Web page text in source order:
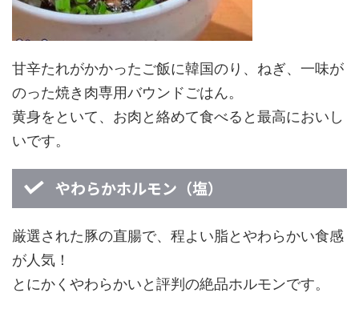
甘辛たれがかかったご飯に韓国のり、ねぎ、一味が
のった焼き肉専用バウンドごはん。
黄身をといて、お肉と絡めて食べると最高においし
いです。
やわらかホルモン（塩）
厳選された豚の直腸で、程よい脂とやわらかい食感
が人気！
とにかくやわらかいと評判の絶品ホルモンです。